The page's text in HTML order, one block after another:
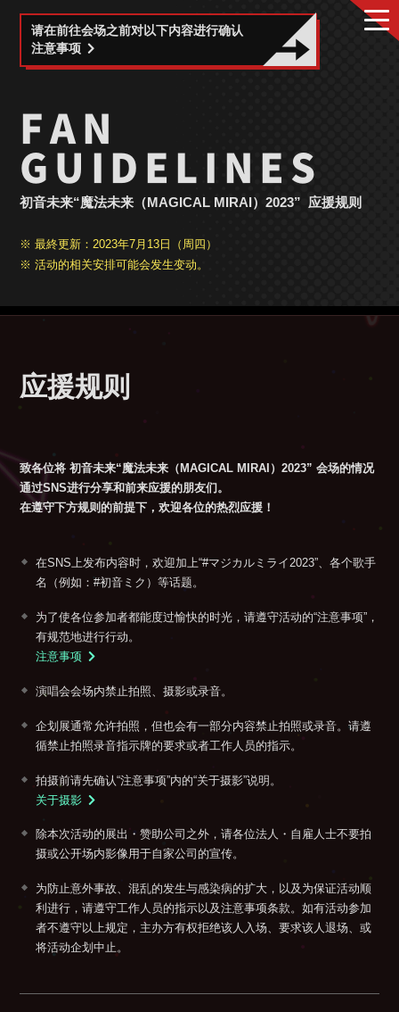
请在前往会场之前对以下内容进行确认
注意事项
FAN
GUIDELINES
初音未来“魔法未来（MAGICAL MIRAI）2023” 应援规则
※ 最終更新：2023年7月13日（周四）
※ 活动的相关安排可能会发生变动。
应援规则
致各位将 初音未来“魔法未来（MAGICAL MIRAI）2023” 会场的情况
通过SNS进行分享和前来应援的朋友们。
在遵守下方规则的前提下，欢迎各位的热烈应援！
在SNS上发布内容时，欢迎加上“#マジカルミライ2023”、各个歌手
名（例如：#初音ミク）等话题。
为了使各位参加者都能度过愉快的时光，请遵守活动的“注意事项”，
有规范地进行行动。
注意事项
演唱会会场内禁止拍照、摄影或录音。
企划展通常允许拍照，但也会有一部分内容禁止拍照或录音。请遵
循禁止拍照录音指示牌的要求或者工作人员的指示。
拍摄前请先确认“注意事项”内的“关于摄影”说明。
关于摄影
除本次活动的展出・赞助公司之外，请各位法人・自雇人士不要拍
摄或公开场内影像用于自家公司的宣传。
为防止意外事故、混乱的发生与感染病的扩大，以及为保证活动顺
利进行，请遵守工作人员的指示以及注意事项条款。如有活动参加
者不遵守以上规定，主办方有权拒绝该人入场、要求该人退场、或
将活动企划中止。